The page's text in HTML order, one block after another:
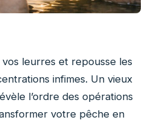
vos leurres et repousse les
infimes. Un vieux
l’ordre des opérations
votre pêche en